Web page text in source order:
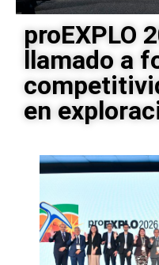
proEXPLO
llamado a
en